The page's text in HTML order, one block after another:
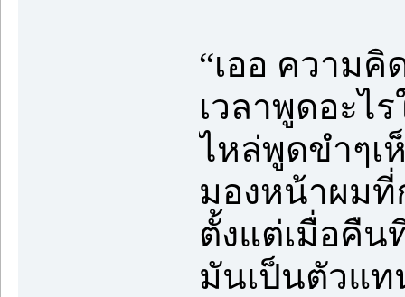
“เออ ความ
เวลาพูดอะไ
ไหล่พูดขำๆเ
มองหน้าผมที่
ตั้งแต่เมื่อคืน
มันเป็นตัวแ